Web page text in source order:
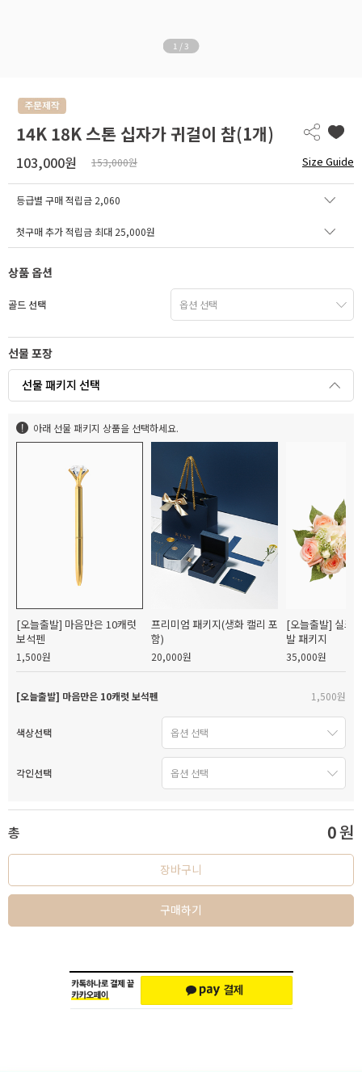
1 / 3
14K 18K 스톤 십자가 귀걸이 참(1개)
103,000원 153,000원 Size Guide
등급별 구매 적립금 2,060
첫구매 추가 적립금 최대 25,000원
상품 옵션
골드 선택
선물 포장
선물 패키지 선택
아래 선물 패키지 상품을 선택하세요.
[오늘출발] 마음만은 10캐럿
보석펜
1,500원
프리미엄 패키지(생화 캘리 포
함)
20,000원
[오늘출발] 실크
발 패키지
35,000원
[오늘출발] 마음만은 10캐럿 보석펜 1,500원
색상선택
각인선택
총 0원
장바구니
구매하기